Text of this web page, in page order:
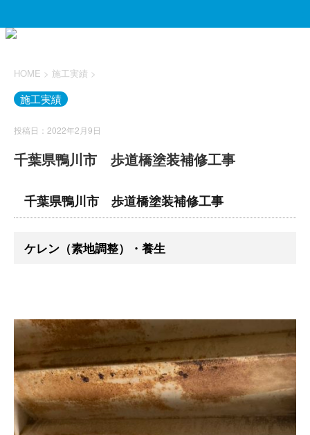
HOME > 施工実績 >
施工実績
投稿日：2022年2月9日
千葉県鴨川市 歩道橋塗装補修工事
千葉県鴨川市 歩道橋塗装補修工事
ケレン（素地調整）・養生